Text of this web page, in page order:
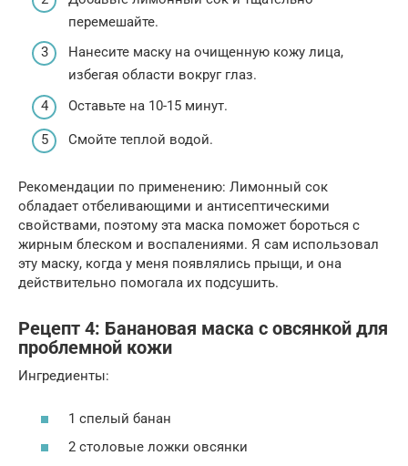
перемешайте.
Нанесите маску на очищенную кожу лица,
избегая области вокруг глаз.
Оставьте на 10-15 минут.
Смойте теплой водой.
Рекомендации по применению: Лимонный сок
обладает отбеливающими и антисептическими
свойствами, поэтому эта маска поможет бороться с
жирным блеском и воспалениями. Я сам использовал
эту маску, когда у меня появлялись прыщи, и она
действительно помогала их подсушить.
Рецепт 4: Банановая маска с овсянкой для
проблемной кожи
Ингредиенты:
1 спелый банан
2 столовые ложки овсянки